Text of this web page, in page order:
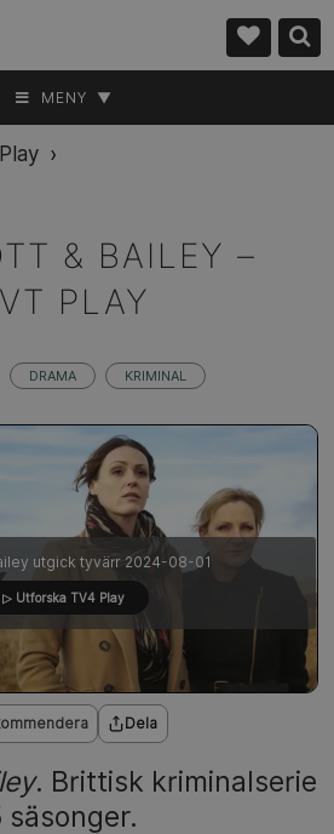
MENY ▼
›
& BAILEY –
PLAY
Dela
. Brittisk kriminalserie
säsonger.
utgick tyvärr 2024-08-01
▷ Utforska TV4 Play
DRAMA KRIMINAL